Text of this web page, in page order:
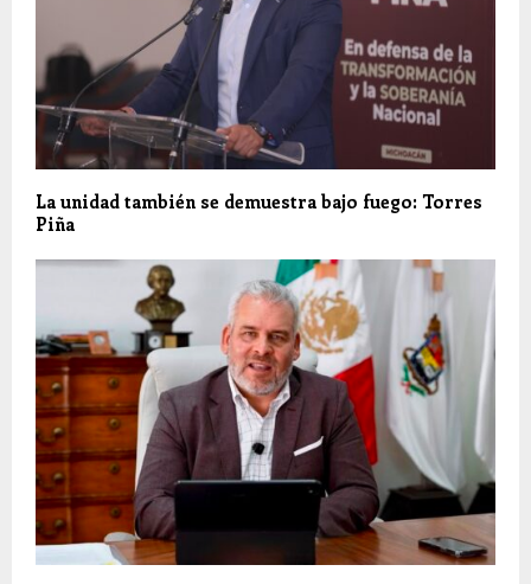
La unidad también se demuestra bajo fuego: Torres
Piña